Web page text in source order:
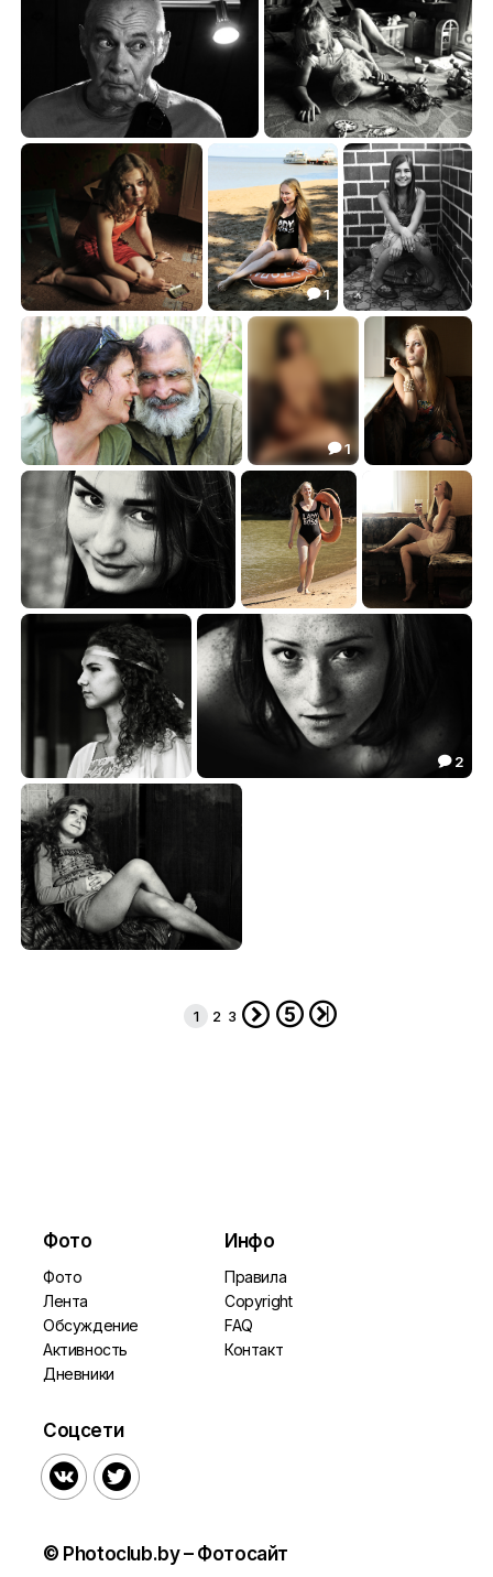
Фоторепортёр Владимир Ламзин Личное пространство
26.06
Сняла квартирку...
37.18
На речном песочке я Марусю встретил...
 28.06
 1
Юля
12.73
Искуситель
39.61
Лизавета
18.64
 1
Маша
Юля Маша
18.83
Маша
31.92
Афродита
27.82
Натали
68.36
 2
1 2 3   
Фото
Фото
Лента
Обсуждение
Активность
Дневники
Инфо
Правила
Copyright
FAQ
Контакт
Соцсети
 
© Photoclub.by – Фотосайт